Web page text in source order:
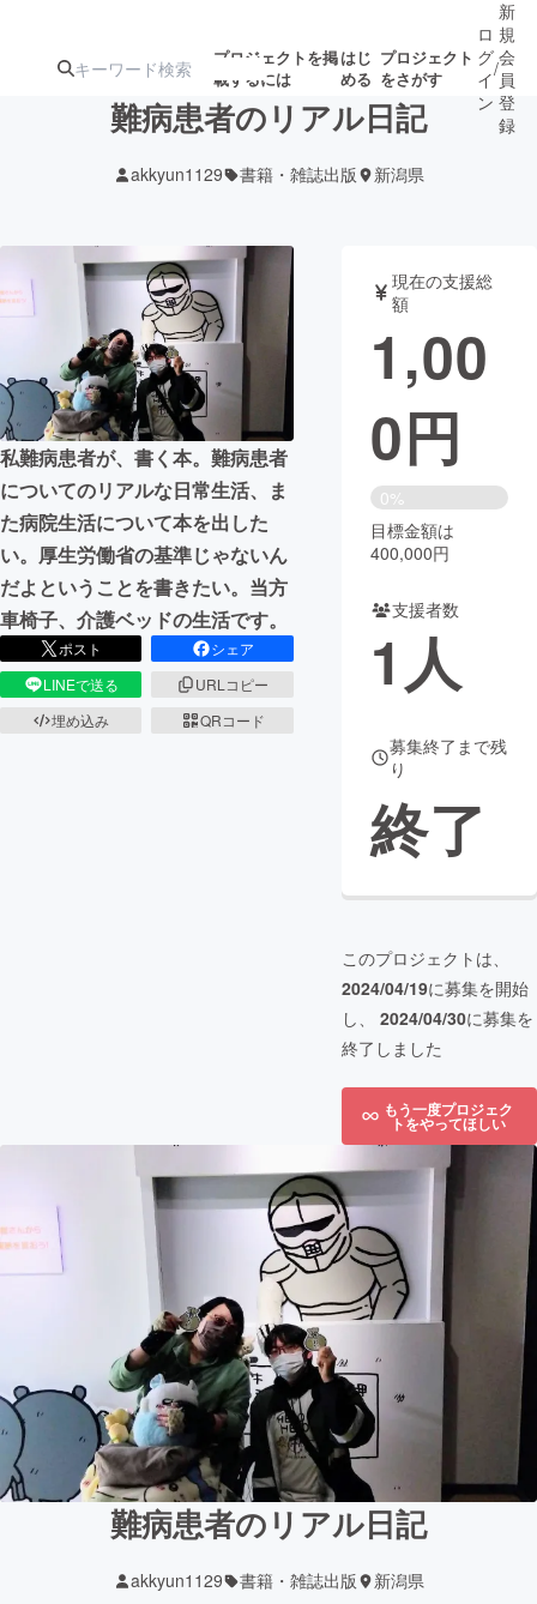
プロジェクトを掲
載するには
はじ
める
プロジェクト
をさがす
アート・写真
テクノロジー・ガジェット ゲーム・サ
映像・映画
ビジネス・起業 チャレンジ
まちづくり・地域活性化
CAMPFIRE for Social Good CAMPFIRE Creation
CAMPFIREふるさと納税
コミュニティ
ロ
グ
イ
ン
/
新
規
会
員
登
録
難病患者のリアル日記
akkyun1129 書籍・雑誌出版 新潟県
私難病患者が、書く本。難病患者
についてのリアルな日常生活、ま
た病院生活について本を出した
い。厚生労働省の基準じゃないん
だよということを書きたい。当方
車椅子、介護ベッドの生活です。
ポスト
シェア
LINEで送る
URLコピー
埋め込み
QRコード
現在の支援総
額
1,00
0円
0%
目標金額は
400,000円
支援者数
1人
募集終了まで残
り
終了
このプロジェクトは、
2024/04/19に募集を開始
し、 2024/04/30に募集を
終了しました
もう一度プロジェク
トをやってほしい
難病患者のリアル日記
akkyun1129 書籍・雑誌出版 新潟県